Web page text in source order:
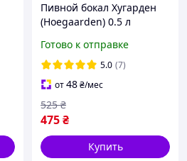
Пивной бокал Хугарден
(Hoegaarden) 0.5 л
Готово к отправке
5.0 (7)
от48₴/мес
475₴
525 ₴
Купить